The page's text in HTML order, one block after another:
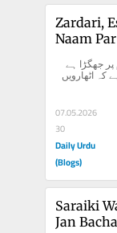
Zardari,
Naam
زرداری، اسٹیبلشمنٹ کے نام پر جھگڑا ہے
07.05.2026
30
Daily Urdu
(Blogs)
Saraiki
Jan